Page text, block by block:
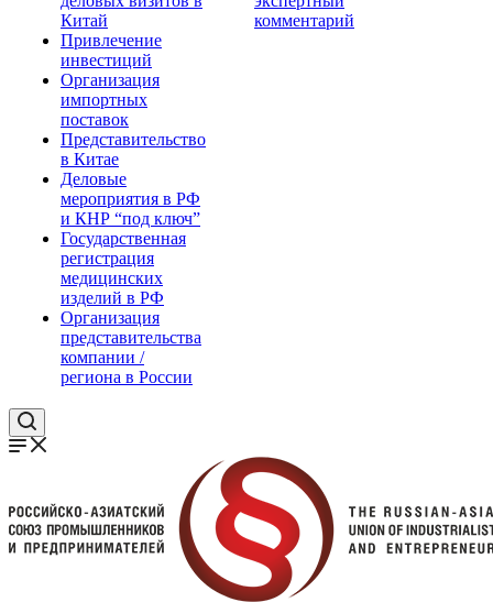
Китай
Привлечение
инвестиций
Организация
импортных
поставок
Представительство
в Китае
Деловые
мероприятия в РФ
и КНР “под ключ”
Государственная
регистрация
медицинских
изделий в РФ
Организация
представительства
компании /
региона в России
комментарий